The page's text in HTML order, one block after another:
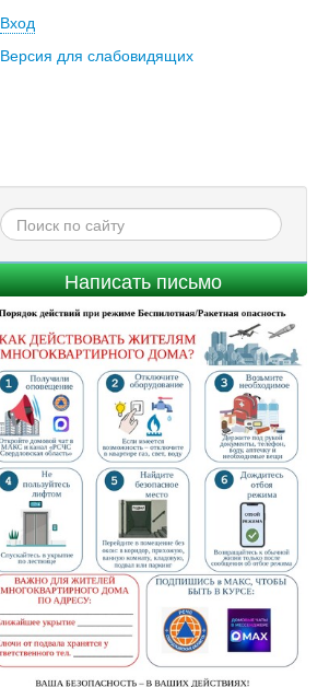
Вход
Версия для слабовидящих
Написать письмо